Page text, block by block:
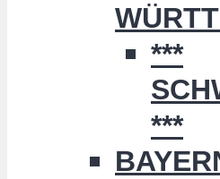
***
***